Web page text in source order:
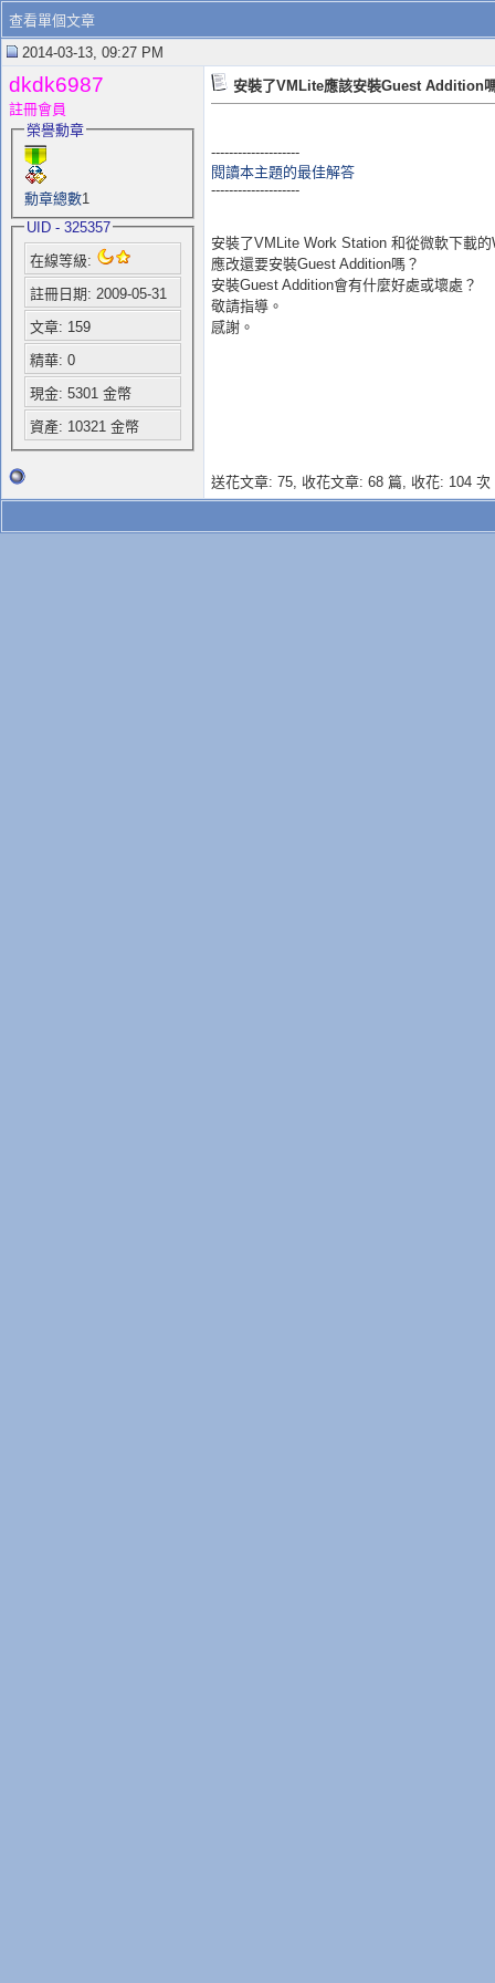
查看單個文章
2014-03-13, 09:27 PM
dkdk6987
註冊會員
榮譽勳章
勳章總數1
UID - 325357
在線等級:
註冊日期: 2009-05-31
文章: 159
精華: 0
現金: 5301 金幣
資產: 10321 金幣
安裝了VMLite應該安裝Guest Addition
--------------------
閱讀本主題的最佳解答
--------------------
安裝了VMLite Work Station 和從微軟下載
應改還要安裝Guest Addition嗎？
安裝Guest Addition會有什麼好處或壞處？
敬請指導。
感謝。
送花文章: 75, 收花文章: 68 篇, 收花: 104 次